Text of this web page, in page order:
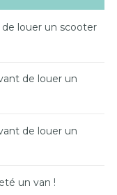
de louer un scooter
de louer un
de louer un
un van !